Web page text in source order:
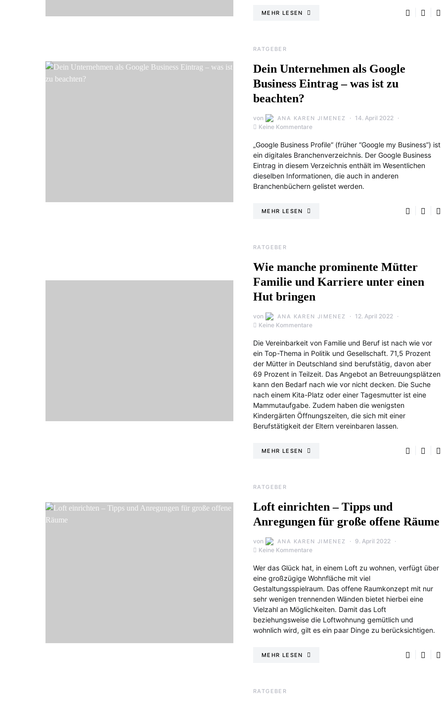
MEHR LESEN
RATGEBER
Dein Unternehmen als Google
Business Eintrag – was ist zu
beachten?
von ANA KAREN JIMENEZ
14. April 2022
Keine Kommentare
„Google Business Profile“ (früher “Google my Business”) ist
ein digitales Branchenverzeichnis. Der Google Business
Eintrag in diesem Verzeichnis enthält im Wesentlichen
dieselben Informationen, die auch in anderen
Branchenbüchern gelistet werden.
MEHR LESEN
RATGEBER
Wie manche prominente Mütter
Familie und Karriere unter einen
Hut bringen
von ANA KAREN JIMENEZ
12. April 2022
Keine Kommentare
Die Vereinbarkeit von Familie und Beruf ist nach wie vor
ein Top-Thema in Politik und Gesellschaft. 71,5 Prozent
der Mütter in Deutschland sind berufstätig, davon aber
69 Prozent in Teilzeit. Das Angebot an Betreuungsplätzen
kann den Bedarf nach wie vor nicht decken. Die Suche
nach einem Kita-Platz oder einer Tagesmutter ist eine
Mammutaufgabe. Zudem haben die wenigsten
Kindergärten Öffnungszeiten, die sich mit einer
Berufstätigkeit der Eltern vereinbaren lassen.
MEHR LESEN
RATGEBER
Loft einrichten – Tipps und
Anregungen für große offene Räume
von ANA KAREN JIMENEZ
9. April 2022
Keine Kommentare
Wer das Glück hat, in einem Loft zu wohnen, verfügt über
eine großzügige Wohnfläche mit viel
Gestaltungsspielraum. Das offene Raumkonzept mit nur
sehr wenigen trennenden Wänden bietet hierbei eine
Vielzahl an Möglichkeiten. Damit das Loft
beziehungsweise die Loftwohnung gemütlich und
wohnlich wird, gilt es ein paar Dinge zu berücksichtigen.
MEHR LESEN
RATGEBER